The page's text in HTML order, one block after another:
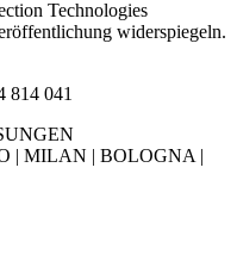
Technologies
widerspiegeln.
041
| MILAN | BOLOGNA |